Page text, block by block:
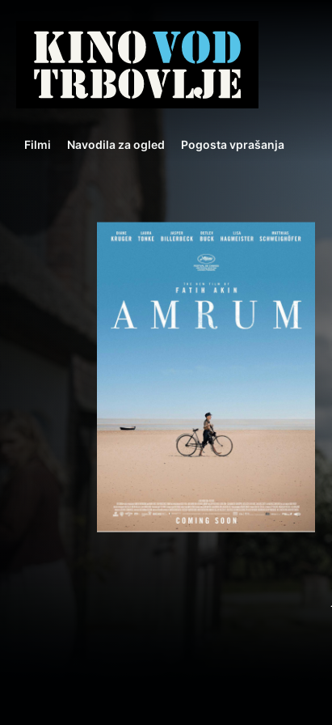
Filmi Navodila za ogled Pogosta vprašanja